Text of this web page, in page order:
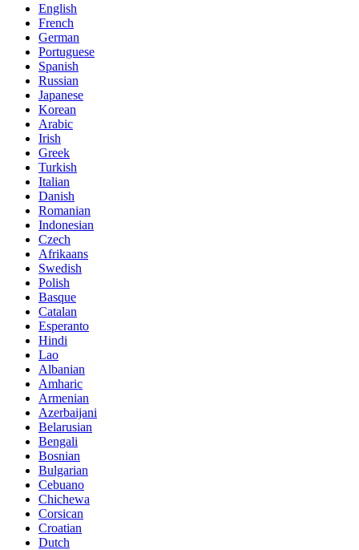
English
French
German
Portuguese
Spanish
Russian
Japanese
Korean
Arabic
Irish
Greek
Turkish
Italian
Danish
Romanian
Indonesian
Czech
Afrikaans
Swedish
Polish
Basque
Catalan
Esperanto
Hindi
Lao
Albanian
Amharic
Armenian
Azerbaijani
Belarusian
Bengali
Bosnian
Bulgarian
Cebuano
Chichewa
Corsican
Croatian
Dutch